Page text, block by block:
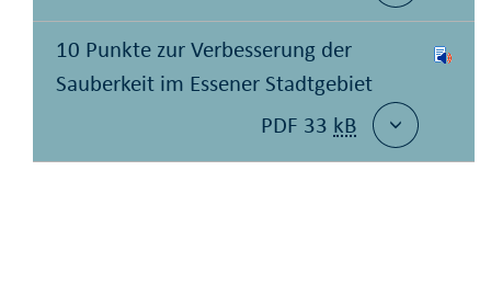
10 Punkte zur Verbesserung der
Sauberkeit im Essener Stadtgebiet
PDF 33 kB